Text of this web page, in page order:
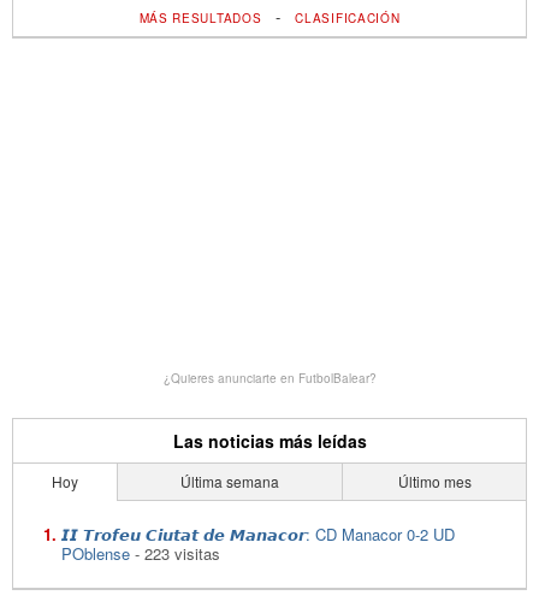
MÁS RESULTADOS -CLASIFICACIÓN
¿Quieres anunciarte en FutbolBalear?
Las noticias más leídas
Hoy Última semana Último mes
𝙄𝙄 𝙏𝙧𝙤𝙛𝙚𝙪 𝘾𝙞𝙪𝙩𝙖𝙩 𝙙𝙚 𝙈𝙖𝙣𝙖𝙘𝙤𝙧: CD Manacor 0-2 UD
POblense - 223 visitas